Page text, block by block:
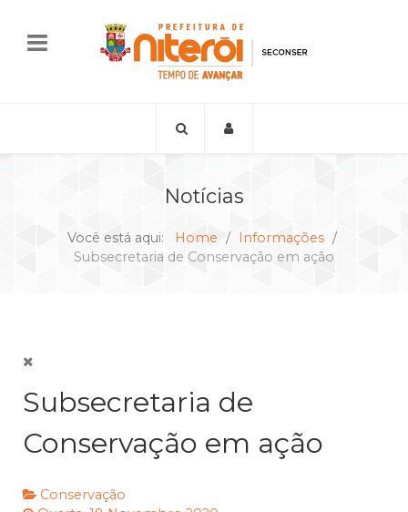
Notícias
Você está aqui: Home
Informações
Subsecretaria de Conservação em ação
Subsecretaria de
Conservação em ação
Conservação